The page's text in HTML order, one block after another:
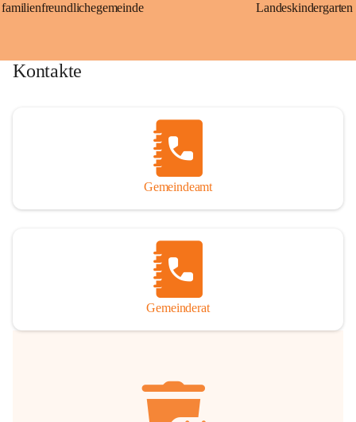
familienfreundlichegemeinde
Kontakte
Gemeindeamt
Gemeinderat